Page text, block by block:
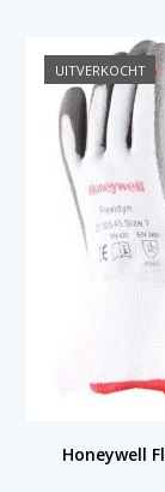
UITVERKOCHT
Honeywell